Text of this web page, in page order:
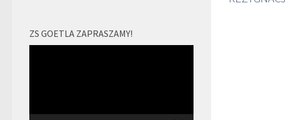
ZS GOETLA ZAPRASZAMY!